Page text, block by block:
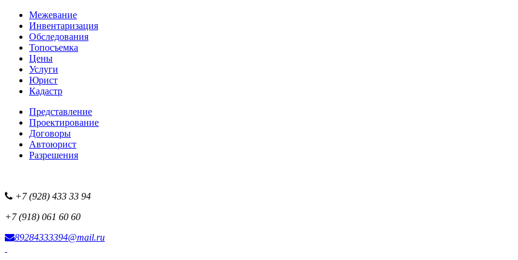
Межевание
Инвентаризация
Обследования
Топосъемка
Цены
Услуги
Юрист
Кадастр
Представление
Проектирование
Договоры
Автоюрист
Разрешения
+7 (928) 433 33 94
+7 (918) 061 60 60
89284333394@mail.ru